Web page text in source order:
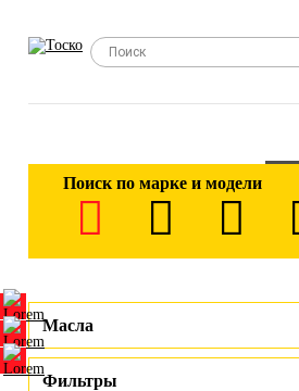
Поиск по марке и модели
Масла
Фильтры